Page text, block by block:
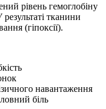
рівень гемоглобіну
результаті тканини
(гіпоксії).
навантаження
біль